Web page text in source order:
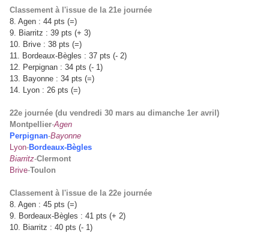
Classement à l'issue de la 21e journée
8. Agen : 44 pts (=)
9. Biarritz : 39 pts (+ 3)
10. Brive : 38 pts (=)
11. Bordeaux-Bègles : 37 pts (- 2)
12. Perpignan : 34 pts (- 1)
13. Bayonne : 34 pts (=)
14. Lyon : 26 pts (=)
22e journée (du vendredi 30 mars au dimanche 1er avril)
Montpellier-Agen
Perpignan-Bayonne
Lyon-Bordeaux-Bègles
Biarritz-Clermont
Brive-Toulon
Classement à l'issue de la 22e journée
8. Agen : 45 pts (=)
9. Bordeaux-Bègles : 41 pts (+ 2)
10. Biarritz : 40 pts (- 1)